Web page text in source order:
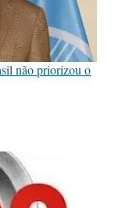
não priorizou o